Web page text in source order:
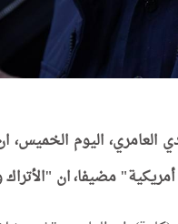
العامري، اليوم
مضيفا، ان